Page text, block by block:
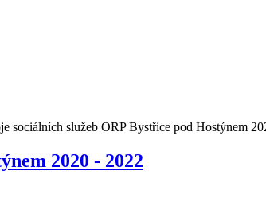
sociálních služeb ORP Bystřice pod Hostýnem
2020 - 2022